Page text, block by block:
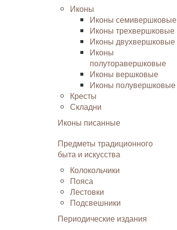
Иконы
Иконы семивершковые
Иконы трехвершковые
Иконы двухвершковые
Иконы
полуторавершковые
Иконы вершковые
Иконы полувершковые
Кресты
Складни
Иконы писанные
Предметы традиционного
быта и искусства
Колокольчики
Пояса
Лестовки
Подсвешники
Периодические издания